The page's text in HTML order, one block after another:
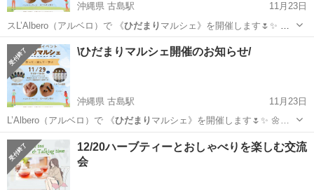
沖縄県 古島駅
11月23日
スL’Albero（アルベロ）で 《ひだまり マルシェ》を開催します🌷✨ 🌼
お…
沖縄 那覇市 古島駅 ワークショップ ひだまり
\ひだまりマルシェ開催のお知らせ/
沖縄県 古島駅
11月23日
L’Albero（アルベロ）で 《ひだまり マルシェ》を開催します🌷✨ 🌼…
沖縄 那覇市 ワークショップ ひだまり
12/20ハーブティーとおしゃべりを楽しむ交流
会